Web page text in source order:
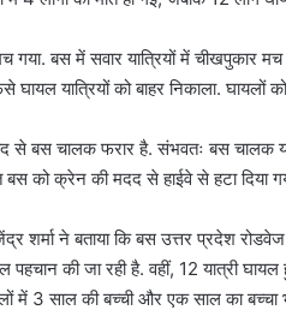
गया. बस में सवार यात्रियों में चीखपुकार
यात्रियों को बाहर निकाला. घायलों
से बस चालक फरार है. संभवतः बस
को क्रेन की मदद से हाईवे से हटा दिया
शर्मा ने बताया कि बस उत्तर प्रदेश
पहचान की जा रही है. वहीं, 12 यात्री
में 3 साल की बच्ची और एक साल का